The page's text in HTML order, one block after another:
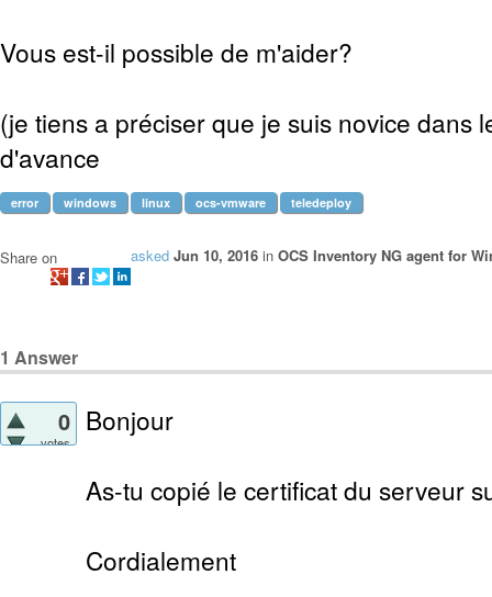
Vous est-il possible de m'aider?
(je tiens a préciser que je suis novice dans
d'avance
error windows linux ocs-vmware teledeploy
asked Jun 10, 2016 in OCS Inventory NG agent for
Share on
1 Answer
0
votes
Bonjour
As-tu copié le certificat du serveur
Cordialement